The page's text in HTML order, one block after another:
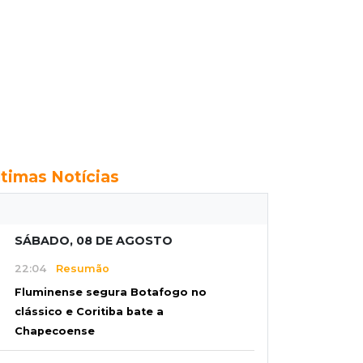
Notícias
SÁBADO, 08 DE AGOSTO
22:04 Resumão
Fluminense segura Botafogo no
clássico e Coritiba bate a
Chapecoense